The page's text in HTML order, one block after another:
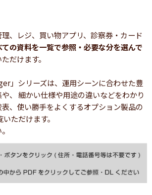
、レジ、買い物アプリ、診察券・カード
ての資料を一覧で参照・必要な分を選んで
だけます。
」シリーズは、運用シーンに合わせた豊
、 細かい仕様や用途の違いなどをわかり
、使い勝手をよくするオプション製品の
ただけます。